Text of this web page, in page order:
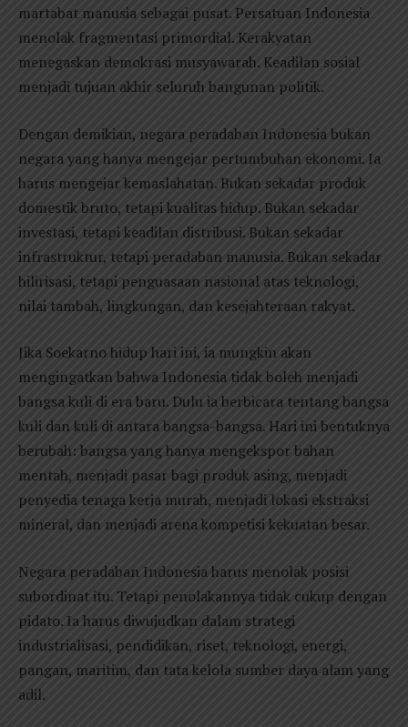
martabat manusia sebagai pusat. Persatuan Indonesia
menolak fragmentasi primordial. Kerakyatan
menegaskan demokrasi musyawarah. Keadilan sosial
menjadi tujuan akhir seluruh bangunan politik.
Dengan demikian, negara peradaban Indonesia bukan
negara yang hanya mengejar pertumbuhan ekonomi. Ia
harus mengejar kemaslahatan. Bukan sekadar produk
domestik bruto, tetapi kualitas hidup. Bukan sekadar
investasi, tetapi keadilan distribusi. Bukan sekadar
infrastruktur, tetapi peradaban manusia. Bukan sekadar
hilirisasi, tetapi penguasaan nasional atas teknologi,
nilai tambah, lingkungan, dan kesejahteraan rakyat.
Jika Soekarno hidup hari ini, ia mungkin akan
mengingatkan bahwa Indonesia tidak boleh menjadi
bangsa kuli di era baru. Dulu ia berbicara tentang bangsa
kuli dan kuli di antara bangsa-bangsa. Hari ini bentuknya
berubah: bangsa yang hanya mengekspor bahan
mentah, menjadi pasar bagi produk asing, menjadi
penyedia tenaga kerja murah, menjadi lokasi ekstraksi
mineral, dan menjadi arena kompetisi kekuatan besar.
Negara peradaban Indonesia harus menolak posisi
subordinat itu. Tetapi penolakannya tidak cukup dengan
pidato. Ia harus diwujudkan dalam strategi
industrialisasi, pendidikan, riset, teknologi, energi,
pangan, maritim, dan tata kelola sumber daya alam yang
adil.